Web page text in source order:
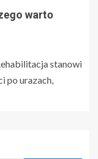
warto
stanowi
po urazach,